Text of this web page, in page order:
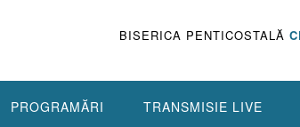
BISERICA PENTICOSTALĂ
PROGRAMĂRI TRANSMISIE LIVE